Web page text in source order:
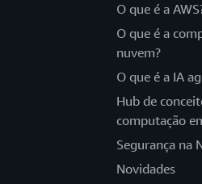
O que é a
O que é a
nuvem?
O que é a IA
Hub de
computação
Segurança na
Novidades